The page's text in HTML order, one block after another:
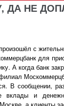
ДА НЕ
с
для
А когда банк
В сообщении,
вклады и